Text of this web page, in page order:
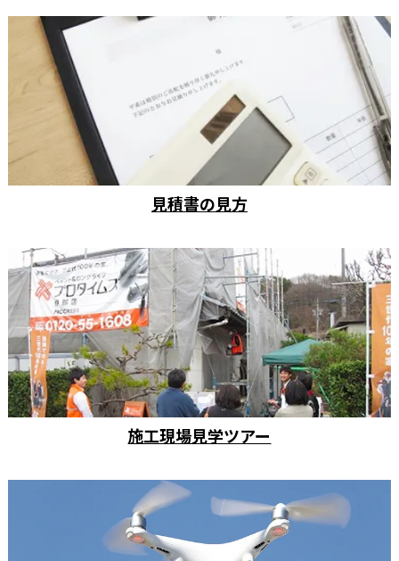
見積書の見方
施工現場見学ツアー